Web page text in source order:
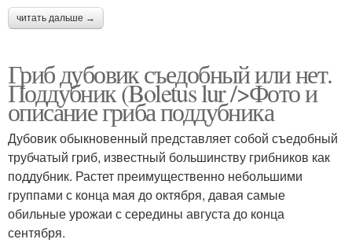
читать дальше →
Гриб дубовик съедобный или нет.
Поддубник (Boletus lur />Фото и
описание гриба поддубника
Дубовик обыкновенный представляет собой съедобный
трубчатый гриб, известный большинству грибников как
поддубник. Растет преимущественно небольшими
группами с конца мая до октября, давая самые
обильные урожаи с середины августа до конца
сентября.